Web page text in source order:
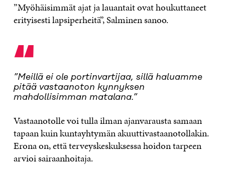
”Myöhäisimmät ajat ja lauantait ovat houkuttaneet
erityisesti lapsiperheitä”, Salminen sanoo.
“
”Meillä ei ole portinvartijaa, sillä haluamme
pitää vastaanoton kynnyksen
mahdollisimman matalana.”
Vastaanotolle voi tulla ilman ajanvarausta samaan
tapaan kuin kuntayhtymän akuuttivastaanotollakin.
Erona on, että terveyskeskuksessa hoidon tarpeen
arvioi sairaanhoitaja.